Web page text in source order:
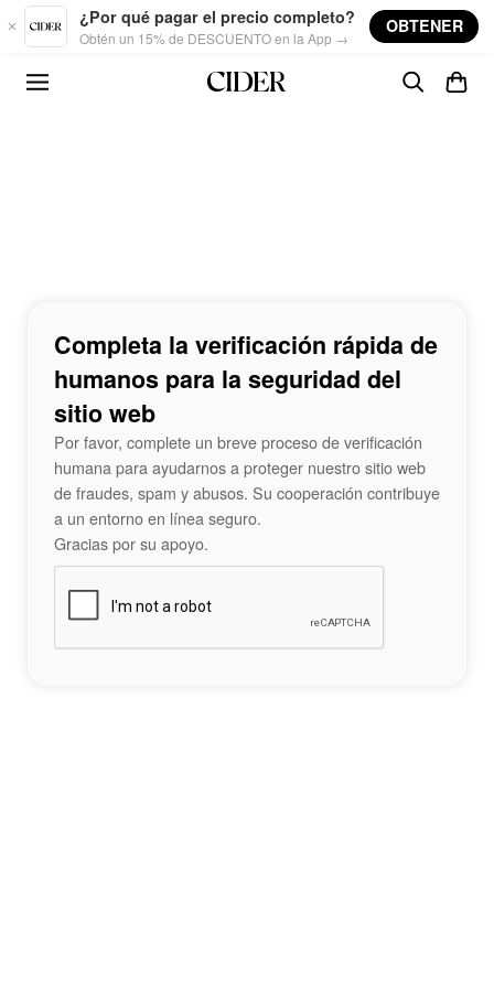
Skip to main content
¿Por qué pagar el precio completo?
Obtén un 15% de DESCUENTO en la App →
OBTENER
Completa la verificación rápida de
humanos para la seguridad del
sitio web
Por favor, complete un breve proceso de verificación
humana para ayudarnos a proteger nuestro sitio web
de fraudes, spam y abusos. Su cooperación contribuye
a un entorno en línea seguro.
Gracias por su apoyo.